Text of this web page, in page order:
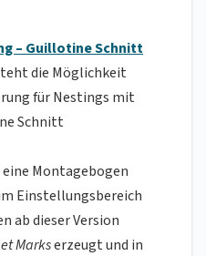
– Guillotine Schnitt
die Möglichkeit
für Nestings mit
Schnitt
eine Montagebogen
Einstellungsbereich
ab dieser Version
Markserzeugt und in